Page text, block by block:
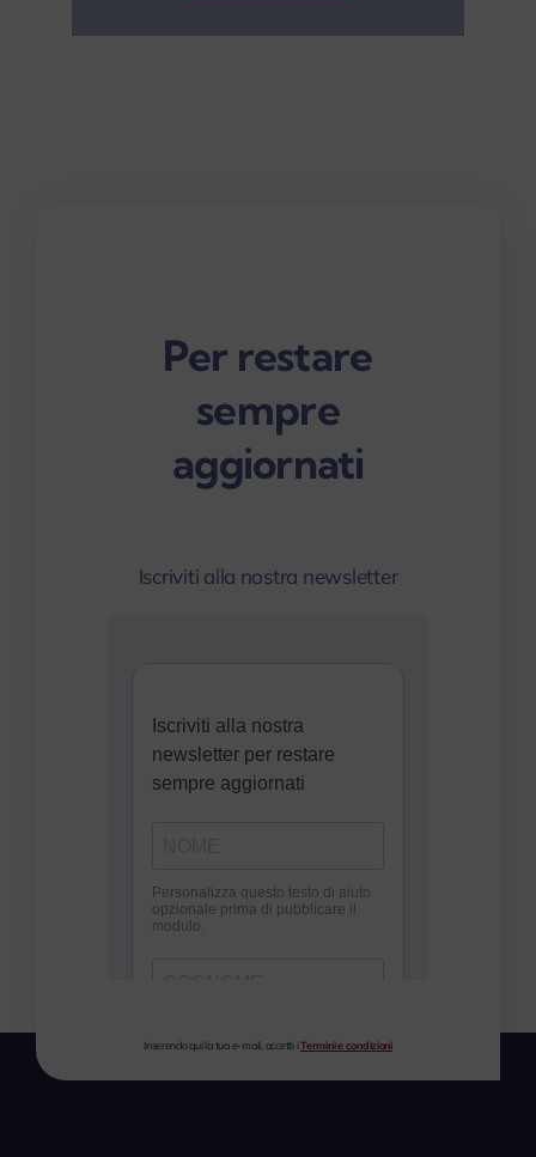
Per restare
sempre
aggiornati
Iscriviti alla nostra newsletter
Inserendo qui la tua e-mail, accetti iTermini e condizioni